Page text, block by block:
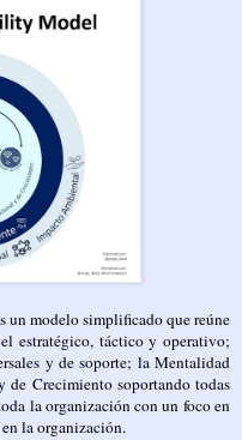
modelo simplificado que reúne
estratégico, táctico y operativo;
y de soporte; la Mentalidad
Crecimiento soportando todas
la organización con un foco en
la organización.